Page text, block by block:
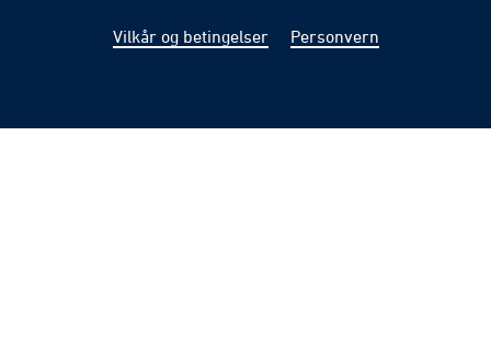
Vilkår og betingelser Personvern